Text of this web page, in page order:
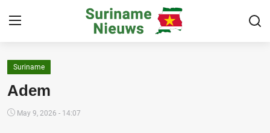
Home
Suriname
Adem
May 9, 2026 - 14:07